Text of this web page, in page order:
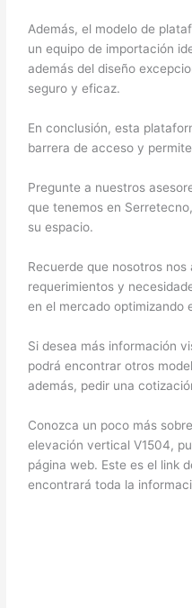
Además, el modelo de
un equipo de importación
además del diseño
seguro y eficaz.
En conclusión, esta
barrera de acceso y
Pregunte a nuestros
que tenemos en
su espacio.
Recuerde que nosotros nos
requerimientos y
en el mercado optimizando
Si desea más información
podrá encontrar otros
además, pedir una
Conozca un poco más
elevación vertical V1504,
página web. Este es el link
encontrará toda la